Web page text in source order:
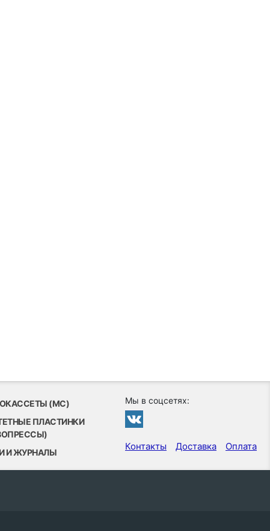
(MC)
ПЛАСТИНКИ
И ЖУРНАЛЫ
Мы в соцсетях:
Контакты Доставка Оплата